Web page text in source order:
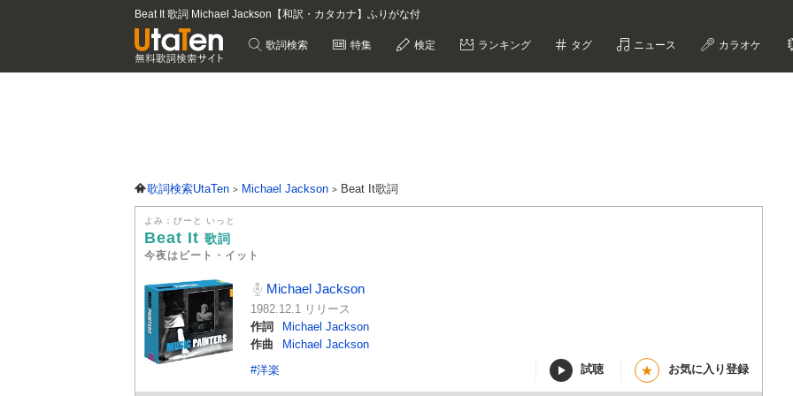
Beat It 歌詞 Michael Jackson【和訳・カタカナ】ふりがな付
歌詞検索 特集 検定 ランキング タグ ニュース カラオケ
歌詞検索UtaTen Michael Jackson Beat It歌詞
よみ：びーと いっと
Beat It 歌詞
今夜はビート・イット
Michael Jackson
1982.12.1 リリース
作詞
Michael Jackson
作曲
Michael Jackson
#洋楽
試聴 ★ お気に入り登録